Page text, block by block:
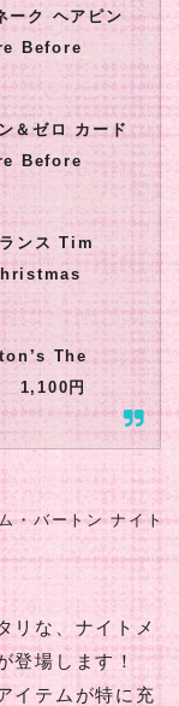
ーク ヘアピン
Before
＆ゼロ カード
Before
ンス Tim
The
1,100円
・バートン ナイト
リな、ナイトメ
登場します！
イテムが特に充